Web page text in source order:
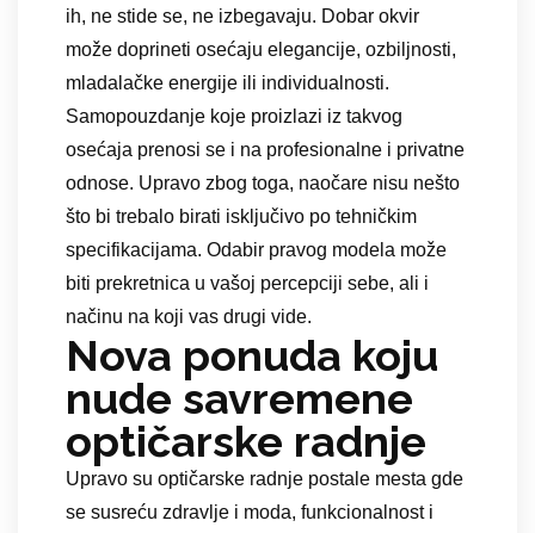
ih, ne stide se, ne izbegavaju. Dobar okvir
može doprineti osećaju elegancije, ozbiljnosti,
mladalačke energije ili individualnosti.
Samopouzdanje koje proizlazi iz takvog
osećaja prenosi se i na profesionalne i privatne
odnose. Upravo zbog toga, naočare nisu nešto
što bi trebalo birati isključivo po tehničkim
specifikacijama. Odabir pravog modela može
biti prekretnica u vašoj percepciji sebe, ali i
načinu na koji vas drugi vide.
Nova ponuda koju
nude savremene
optičarske radnje
Upravo su optičarske radnje postale mesta gde
se susreću zdravlje i moda, funkcionalnost i